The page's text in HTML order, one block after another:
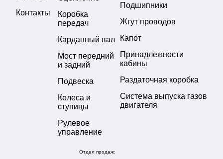
Контакты
Коробка
передач
Карданный вал
Мост передний
и задний
Подвеска
Колеса и
ступицы
Рулевое
управление
Подшипники
Жгут проводов
Капот
Принадлежности
кабины
Раздаточная коробка
Система выпуска газов
двигателя
Отдел продаж: